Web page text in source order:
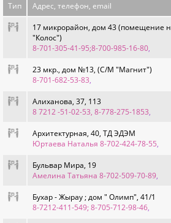
Тип Адрес, телефон, email
17 микрорайон, дом 43 (помещение
"Колос")
8-701-305-41-95;8-700-985-16-80,
23 мкр., дом №13, (С/М "Магнит")
8-701-682-53-83,
Алиханова, 37, 113
8 7212 -51-02-53, 8-778-275-1853,
Архитектурная, 40, ТД ЭДЭМ
Юртаева Наталья 8-702-424-78-55,
Бульвар Мира, 19
Амелина Татьяна 8-702-509-70-89,
Бухар - Жырау ; дом " Олимп", 41/1
8-7212-411-549; 8-705-712-98-46,